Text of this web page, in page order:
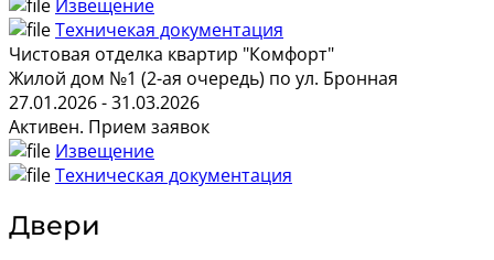
Извещение
Техничекая документация
Чистовая отделка квартир "Комфорт"
Жилой дом №1 (2-ая очередь) по ул. Бронная
27.01.2026 - 31.03.2026
Активен. Прием заявок
Извещение
Техническая документация
Двери